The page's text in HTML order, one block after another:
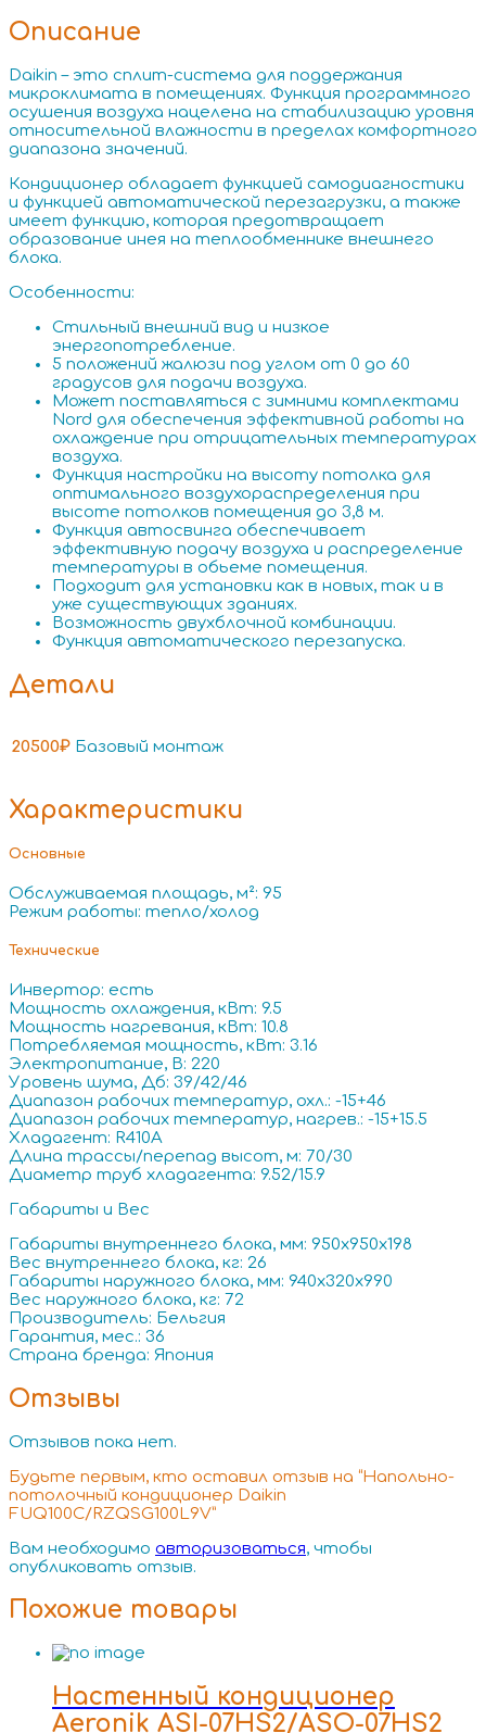
Описание
Daikin – это сплит-система для поддержания
микроклимата в помещениях. Функция программного
осушения воздуха нацелена на стабилизацию уровня
относительной влажности в пределах комфортного
диапазона значений.
Кондиционер обладает функцией самодиагностики
и функцией автоматической перезагрузки, а также
имеет функцию, которая предотвращает
образование инея на теплообменнике внешнего
блока.
Особенности:
Стильный внешний вид и низкое
энергопотребление.
5 положений жалюзи под углом от 0 до 60
градусов для подачи воздуха.
Может поставляться с зимними комплектами
Nord для обеспечения эффективной работы на
охлаждение при отрицательных температурах
воздуха.
Функция настройки на высоту потолка для
оптимального воздухораспределения при
высоте потолков помещения до 3,8 м.
Функция автосвинга обеспечивает
эффективную подачу воздуха и распределение
температуры в обьеме помещения.
Подходит для установки как в новых, так и в
уже существующих зданиях.
Возможность двухблочной комбинации.
Функция автоматического перезапуска.
Детали
20500₽ Базовый монтаж
Характеристики
Основные
Обслуживаемая площадь, м²: 95
Режим работы: тепло/холод
Технические
Инвертор: есть
Мощность охлаждения, кВт: 9.5
Мощность нагревания, кВт: 10.8
Потребляемая мощность, кВт: 3.16
Электропитание, В: 220
Уровень шума, Дб: 39/42/46
Диапазон рабочих температур, охл.: -15+46
Диапазон рабочих температур, нагрев.: -15+15.5
Хладагент: R410A
Длина трассы/перепад высот, м: 70/30
Диаметр труб хладагента: 9.52/15.9
Габариты и Вес
Габариты внутреннего блока, мм: 950x950x198
Вес внутреннего блока, кг: 26
Габариты наружного блока, мм: 940x320x990
Вес наружного блока, кг: 72
Производитель: Бельгия
Гарантия, мес.: 36
Страна бренда: Япония
Отзывы
Отзывов пока нет.
Будьте первым, кто оставил отзыв на “Напольно-
потолочный кондиционер Daikin
FUQ100C/RZQSG100L9V”
Вам необходимо авторизоваться, чтобы
опубликовать отзыв.
Похожие товары
Настенный кондиционер
Aeronik ASI-07HS2/ASO-07HS2